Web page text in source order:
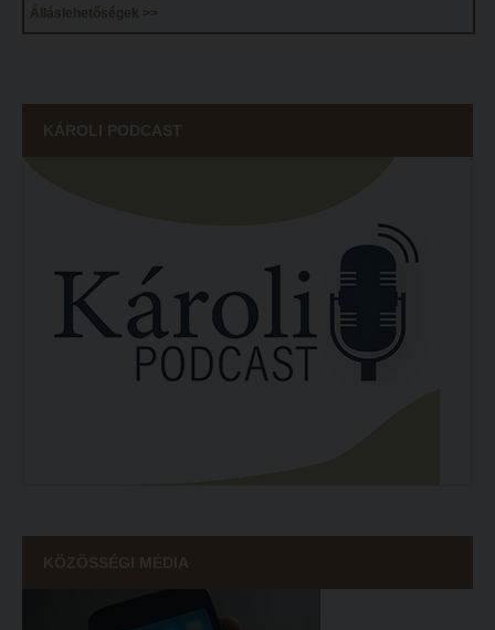
Álláslehetőségek >>
KÁROLI PODCAST
KÖZÖSSÉGI MÉDIA